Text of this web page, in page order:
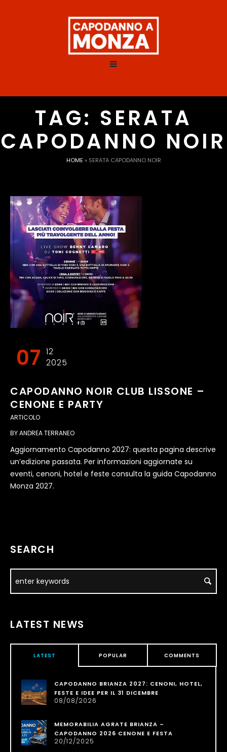
TAG: SERATA
CAPODANNO NOIR
HOME » SERATA CAPODANNO NOIR
07 12
2025
CAPODANNO NOIR CLUB LISSONE –
CENONE E PARTY
ARTICOLO
BYANDREA TERRANEO
Aggiornamento Capodanno 2027: questa pagina descrive
un’edizione passata. Per informazioni aggiornate su
eventi, cenoni, hotel e feste consulta la guida Capodanno
Monza 2027.
SEARCH
LATEST NEWS
LATEST POPULAR COMMENTS
CAPODANNO BRIANZA 2027: CENONI, HOTEL,
FESTE E IDEE PER IL 31 DICEMBRE
08/08/2026
MEMORABILIA AGRATE BRIANZA –
CAPODANNO 2026 CENONE E FESTA
20/12/2025